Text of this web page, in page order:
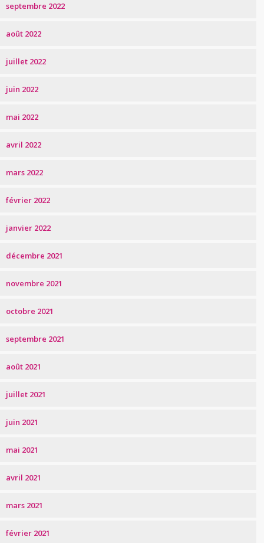
septembre 2022
août 2022
juillet 2022
juin 2022
mai 2022
avril 2022
mars 2022
février 2022
janvier 2022
décembre 2021
novembre 2021
octobre 2021
septembre 2021
août 2021
juillet 2021
juin 2021
mai 2021
avril 2021
mars 2021
février 2021